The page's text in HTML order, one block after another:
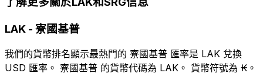
LAK - 寮國基普
我們的貨幣排名顯示最熱門的 寮國基普 匯率是 LAK 兌換
USD 匯率。 寮國基普 的貨幣代碼為 LAK。 貨幣符號為 ₭。